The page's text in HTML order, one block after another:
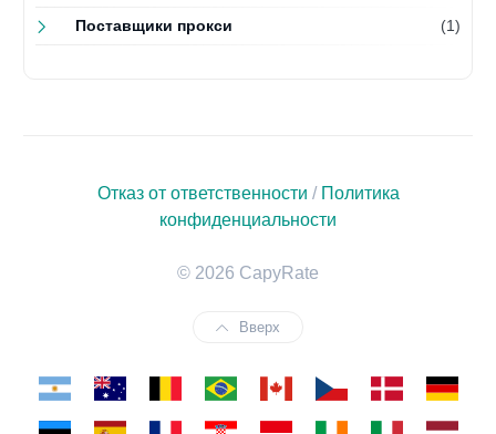
Поставщики прокси (1)
Отказ от ответственности / Политика
конфиденциальности
© 2026 CapyRate
Вверх